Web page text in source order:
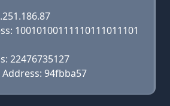
10010100111110111011101
22476735127
94fbba57